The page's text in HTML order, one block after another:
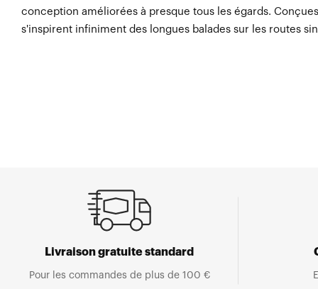
conception améliorées à presque tous les égards.
s'inspirent infiniment des longues balades sur les routes
Livraison gratuite standard
Pour les commandes de plus de 100 €